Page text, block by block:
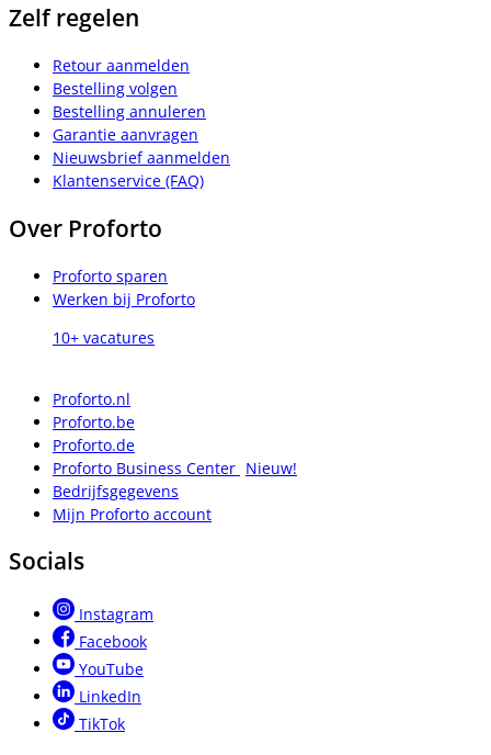
Zelf regelen
Retour aanmelden
Bestelling volgen
Bestelling annuleren
Garantie aanvragen
Nieuwsbrief aanmelden
Klantenservice (FAQ)
Over Proforto
Proforto sparen
Werken bij Proforto
10+ vacatures
Proforto.nl
Proforto.be
Proforto.de
Proforto Business Center Nieuw!
Bedrijfsgegevens
Mijn Proforto account
Socials
Instagram
Facebook
YouTube
LinkedIn
TikTok